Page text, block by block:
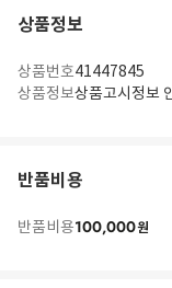
상품정보
상품번호41447845
상품정보상품고시정보
반품비용
반품비용100,000원